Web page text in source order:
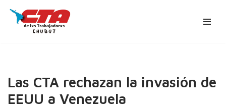
Las CTA rechazan la invasión de
EEUU a Venezuela